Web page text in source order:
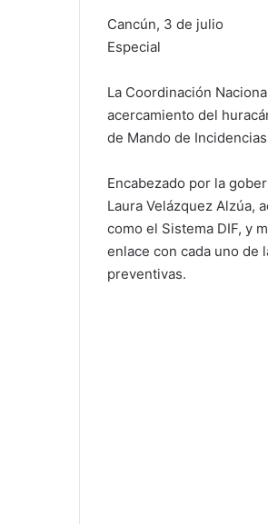
Cancún, 3 de julio
Especial
La Coordinación
acercamiento del
de Mando de
Encabezado por la
Laura Velázquez Alzúa,
como el Sistema DIF, y
enlace con cada uno de
preventivas.